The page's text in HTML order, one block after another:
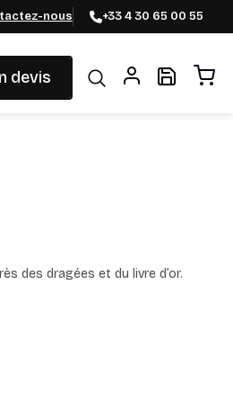
nous +33 4 30 65 00 55
devis
des dragées et du livre d’or.